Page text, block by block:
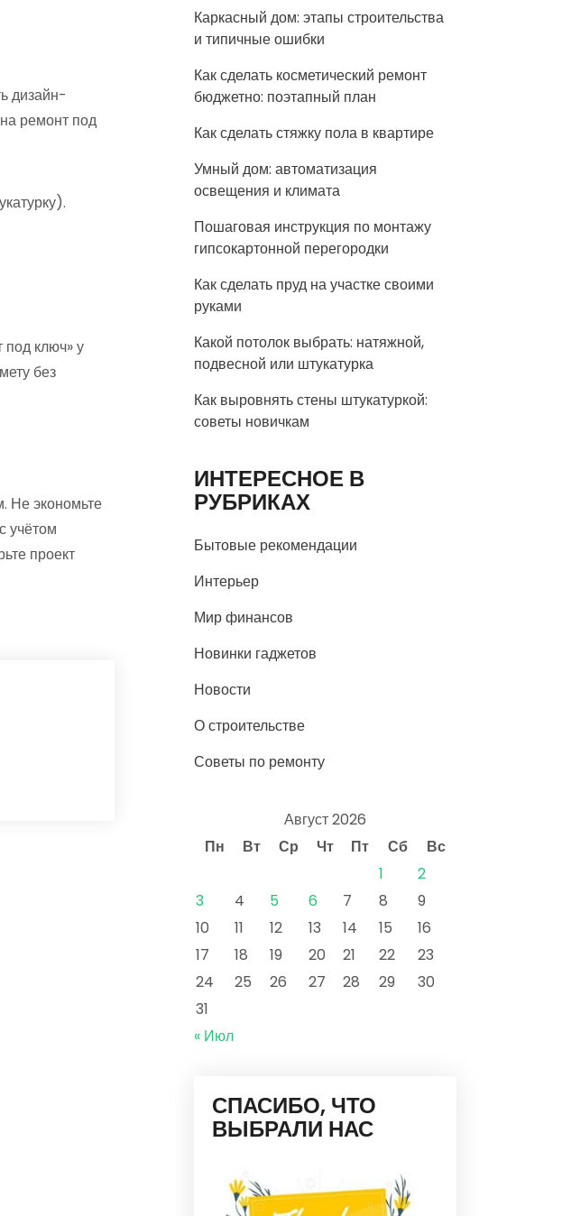
дизайн-
ремонт под
под ключ» у
без
Не экономьте
учётом
проект
Каркасный дом: этапы строительства
и типичные ошибки
Как сделать косметический ремонт
бюджетно: поэтапный план
Как сделать стяжку пола в квартире
Умный дом: автоматизация
освещения и климата
Пошаговая инструкция по монтажу
гипсокартонной перегородки
Как сделать пруд на участке своими
руками
Какой потолок выбрать: натяжной,
подвесной или штукатурка
Как выровнять стены штукатуркой:
советы новичкам
ИНТЕРЕСНОЕ В
РУБРИКАХ
Бытовые рекомендации
Интерьер
Мир финансов
Новинки гаджетов
Новости
О строительстве
Советы по ремонту
Август 2026
Пн
Вт Ср Чт Пт Сб
Вс
1
2
3
4 5 6 7 8
9
10
11 12 13 14 15
16
17
18 19 20 21 22
23
24
25 26 27 28 29
30
31
« Июл
СПАСИБО, ЧТО
ВЫБРАЛИ НАС